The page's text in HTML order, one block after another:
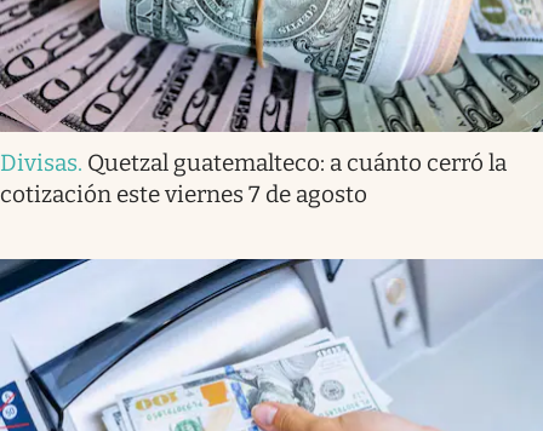
Divisas. Quetzal guatemalteco: a cuánto cerró la
cotización este viernes 7 de agosto